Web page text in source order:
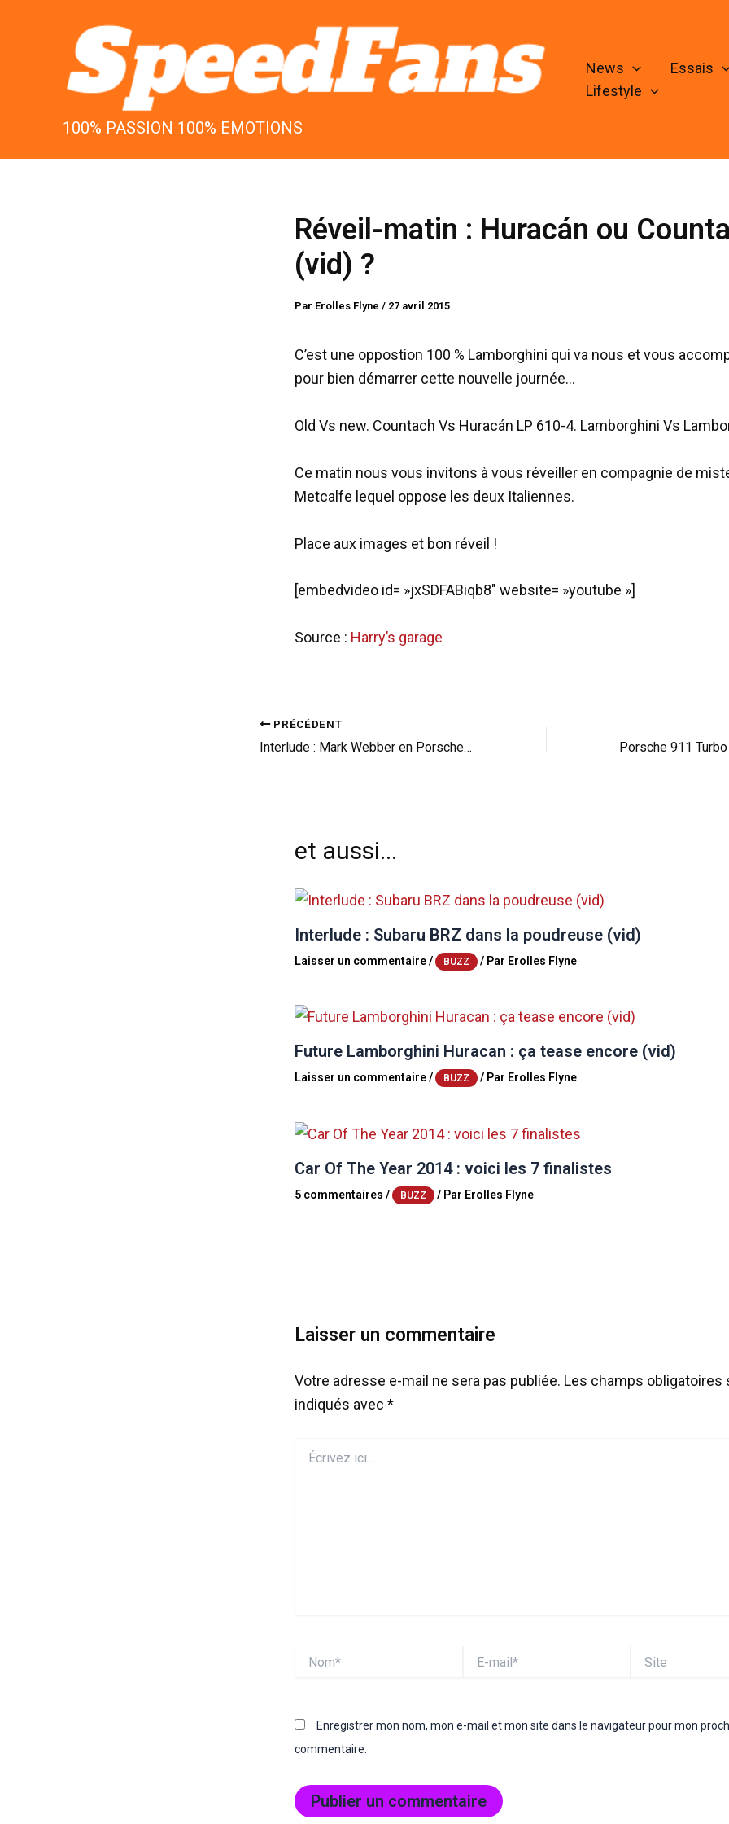
100% PASSION 100% EMOTIONS
News
Essais
Lifestyle
Réveil-matin : Huracán ou
(vid) ?
Par Erolles Flyne / 27 avril 2015
C’est une oppostion 100 % Lamborghini qui va nous et vous
pour bien démarrer cette nouvelle journée…
Old Vs new. Countach Vs Huracán LP 610-4. Lamborghini Vs
Ce matin nous vous invitons à vous réveiller en compagnie de
Metcalfe lequel oppose les deux Italiennes.
Place aux images et bon réveil !
[embedvideo id= »jxSDFABiqb8″ website= »youtube »]
Source : Harry’s garage
PRÉCÉDENT
Interlude : Mark Webber en Porsche 911 GT3 RS au Nürburgring (vid)
et aussi...
Interlude : Subaru BRZ dans la poudreuse (vid)
Laisser un commentaire/ BUZZ / Par Erolles Flyne
Future Lamborghini Huracan : ça tease encore (vid)
Laisser un commentaire/ BUZZ / Par Erolles Flyne
Car Of The Year 2014 : voici les 7 finalistes
5 commentaires / BUZZ / Par Erolles Flyne
Laisser un commentaire
Votre adresse e-mail ne sera pas publiée. Les champs obligatoires
indiqués avec *
ici…
mail*
Enregistrer mon nom, mon e-mail et mon site dans le navigateur pour mon
commentaire.